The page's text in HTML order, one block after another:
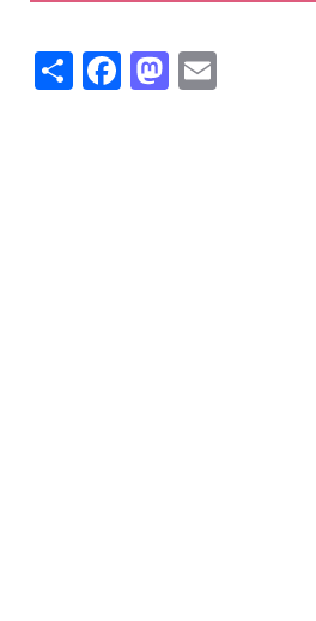
ShareFacebook
Mastodon